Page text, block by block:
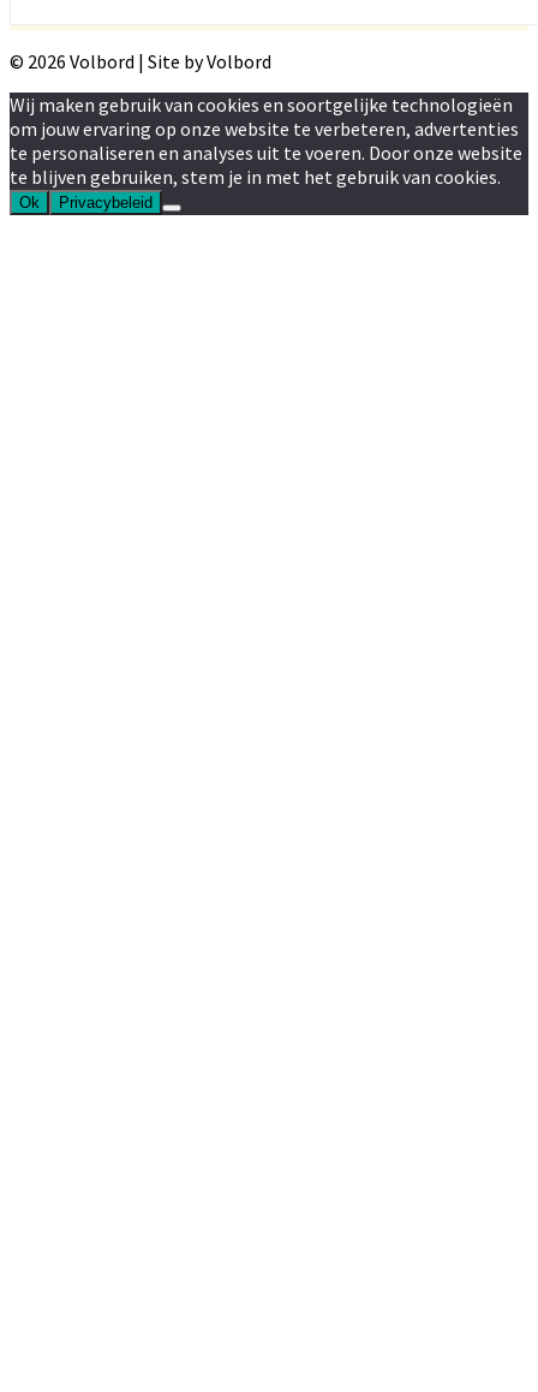
© 2026 Volbord | Site by Volbord
Wij maken gebruik van cookies en soortgelijke technologieën
om jouw ervaring op onze website te verbeteren, advertenties
te personaliseren en analyses uit te voeren. Door onze website
te blijven gebruiken, stem je in met het gebruik van cookies.
Ok Privacybeleid